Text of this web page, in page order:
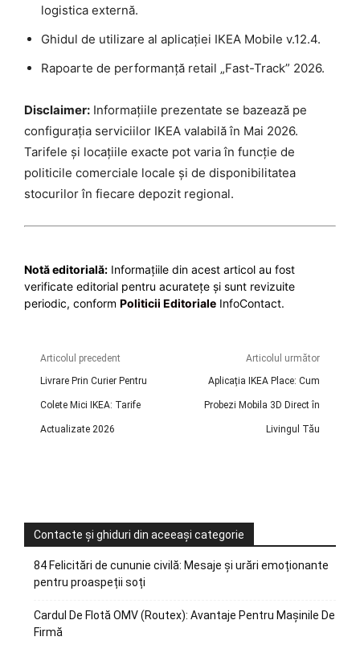
logistica externă.
Ghidul de utilizare al aplicației IKEA Mobile v.12.4.
Rapoarte de performanță retail „Fast-Track” 2026.
Disclaimer: Informațiile prezentate se bazează pe
configurația serviciilor IKEA valabilă în Mai 2026.
Tarifele și locațiile exacte pot varia în funcție de
politicile comerciale locale și de disponibilitatea
stocurilor în fiecare depozit regional.
Notă editorială: Informațiile din acest articol au fost
verificate editorial pentru acuratețe și sunt revizuite
periodic, conform Politicii Editoriale InfoContact.
Articolul precedent
Livrare Prin Curier Pentru
Colete Mici IKEA: Tarife
Actualizate 2026
Articolul următor
Aplicația IKEA Place: Cum
Probezi Mobila 3D Direct în
Livingul Tău
Contacte și ghiduri din aceeași categorie
84 Felicitări de cununie civilă: Mesaje și urări emoționante
pentru proaspeții soți
Cardul De Flotă OMV (Routex): Avantaje Pentru Mașinile De
Firmă